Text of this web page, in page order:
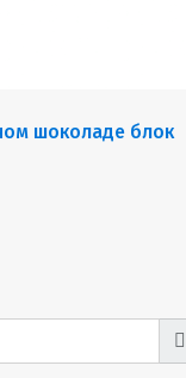
шоколаде блок